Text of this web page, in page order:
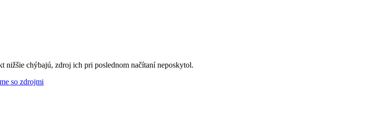
nižšie chýbajú, zdroj ich pri poslednom načítaní neposkytol.
so zdrojmi